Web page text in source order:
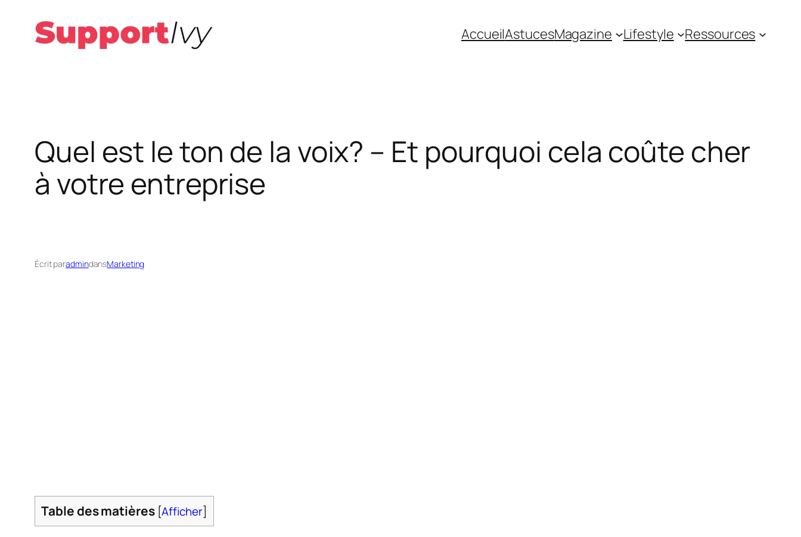
contenu
AccueilAstucesMagazine Lifestyle Ressources
Quel est le ton de la voix? – Et pourquoi cela coûte cher
à votre entreprise
Écrit paradmindansMarketing
Table des matières [Afficher]